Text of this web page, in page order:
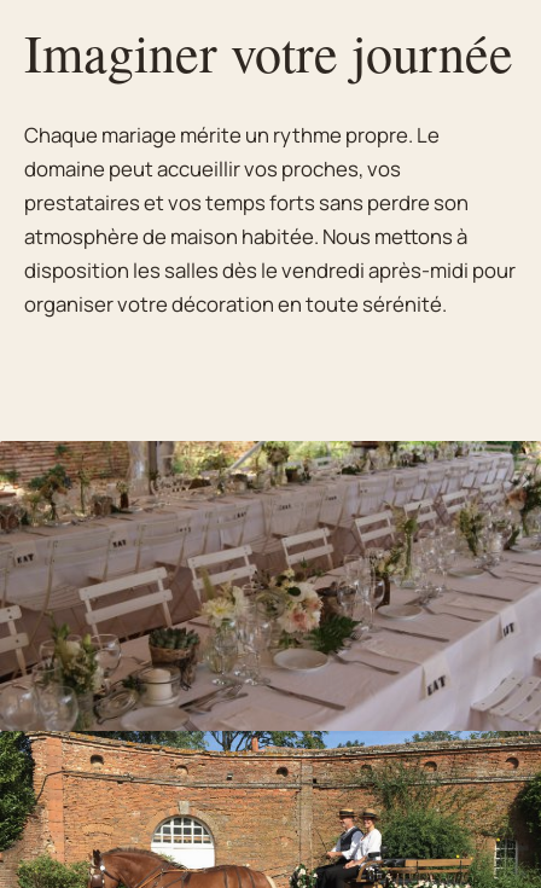
Imaginer votre journée
Chaque mariage mérite un rythme propre. Le
domaine peut accueillir vos proches, vos
prestataires et vos temps forts sans perdre son
atmosphère de maison habitée. Nous mettons à
disposition les salles dès le vendredi après-midi pour
organiser votre décoration en toute sérénité.